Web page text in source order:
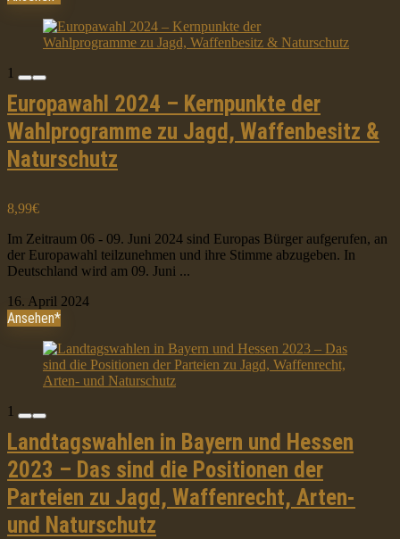
1
Europawahl 2024 – Kernpunkte der
Wahlprogramme zu Jagd, Waffenbesitz &
Naturschutz
8,99€
Im Zeitraum 06 - 09. Juni 2024 sind Europas Bürger aufgerufen, an
der Europawahl teilzunehmen und ihre Stimme abzugeben. In
Deutschland wird am 09. Juni ...
16. April 2024
Ansehen*
1
Landtagswahlen in Bayern und Hessen
2023 – Das sind die Positionen der
Parteien zu Jagd, Waffenrecht, Arten-
und Naturschutz